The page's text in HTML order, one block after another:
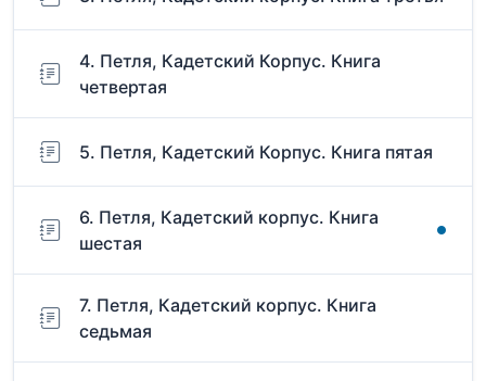
4. Петля, Кадетский Корпус. Книга
четвертая
5. Петля, Кадетский Корпус. Книга пятая
6. Петля, Кадетский корпус. Книга
шестая
7. Петля, Кадетский корпус. Книга
седьмая